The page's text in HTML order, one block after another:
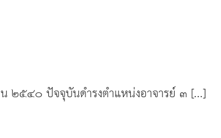
๒๕๔๐ ปัจจุบันดำรงตำแหน่งอาจารย์ ๓ [...]